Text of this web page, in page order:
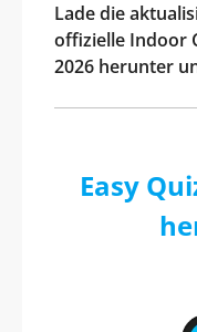
Lade die
offizielle Indoor
2026 herunter
Easy